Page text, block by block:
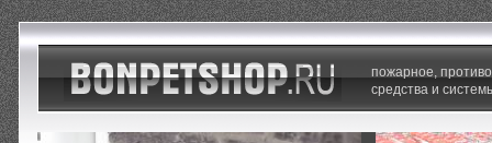
пожарное,
средства и